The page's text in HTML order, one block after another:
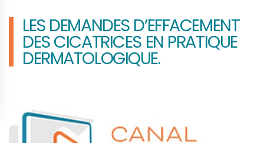
LES DEMANDES D’EFFACEMENT
DES CICATRICES EN PRATIQUE
DERMATOLOGIQUE.